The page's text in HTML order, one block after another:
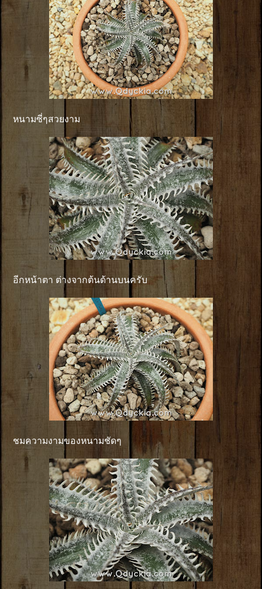
หนามซี่ๆสวยงาม
อีกหน้าตา ต่างจากต้นด้านบนครับ
ชมความงามของหนามชัดๆ